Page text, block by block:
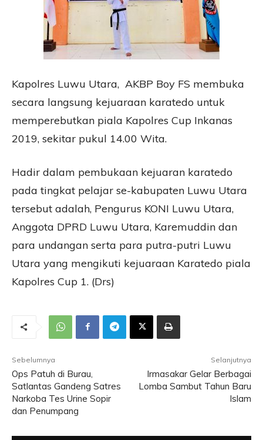
Kapolres Luwu Utara, AKBP Boy FS membuka
secara langsung kejuaraan karatedo untuk
memperebutkan piala Kapolres Cup Inkanas
2019, sekitar pukul 14.00 Wita.
Hadir dalam pembukaan kejuaran karatedo
pada tingkat pelajar se-kabupaten Luwu Utara
tersebut adalah, Pengurus KONI Luwu Utara,
Anggota DPRD Luwu Utara, Karemuddin dan
para undangan serta para putra-putri Luwu
Utara yang mengikuti kejuaraan Karatedo piala
Kapolres Cup 1. (Drs)
Sebelumnya
Ops Patuh di Burau,
Satlantas Gandeng Satres
Narkoba Tes Urine Sopir
dan Penumpang
Selanjutnya
Irmasakar Gelar Berbagai
Lomba Sambut Tahun Baru
Islam